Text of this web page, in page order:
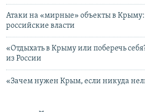
Атаки на «мирные» объекты в
российские власти
«Отдыхать в Крыму или поберечь
из России
«Зачем нужен Крым, если никуда